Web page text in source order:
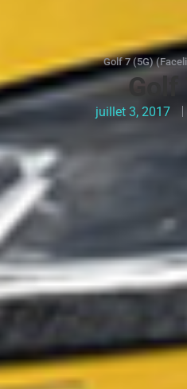
Golf 7 (5G)
Golf
juillet 3, 2017